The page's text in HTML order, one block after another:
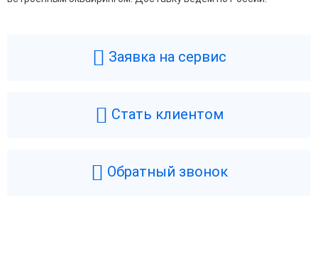
Заявка на сервис
Стать клиентом
Обратный звонок